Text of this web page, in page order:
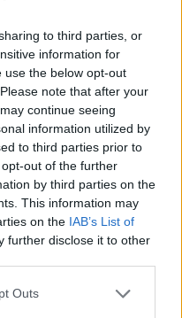
to third parties, or
information for
use the below opt-out
note that after your
continue seeing
information utilized by
to third parties prior to
out of the further
by third parties on the
This information may
on the IAB’s List of
further disclose it to other
Outs
lépéseket, akkor az irány
tényezőt, a
és a
- mondta Erdős,
arányos adóterhelés
kiugróan a
ha a társasaági...